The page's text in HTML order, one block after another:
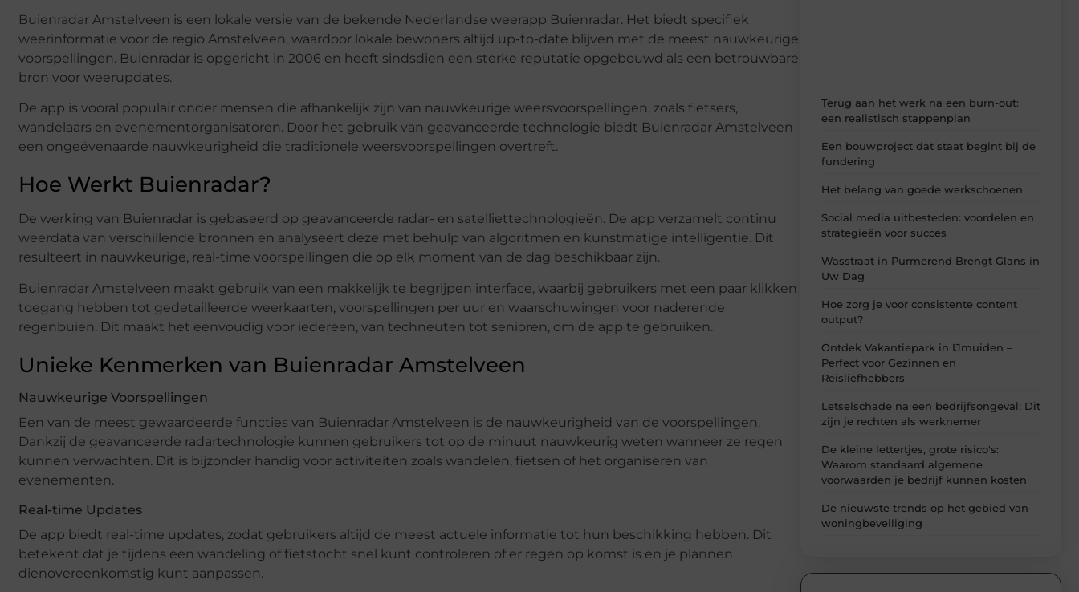
Buienradar Amstelveen is een lokale versie van de bekende Nederlandse weerapp Buienradar. Het biedt specifiek
weerinformatie voor de regio Amstelveen, waardoor lokale bewoners altijd up-to-date blijven met de meest nauwkeurige
voorspellingen. Buienradar is opgericht in 2006 en heeft sindsdien een sterke reputatie opgebouwd als een betrouwbare
bron voor weerupdates.
De app is vooral populair onder mensen die afhankelijk zijn van nauwkeurige weersvoorspellingen, zoals fietsers,
wandelaars en evenementorganisatoren. Door het gebruik van geavanceerde technologie biedt Buienradar Amstelveen
een ongeëvenaarde nauwkeurigheid die traditionele weersvoorspellingen overtreft.
Hoe Werkt Buienradar?
De werking van Buienradar is gebaseerd op geavanceerde radar- en satelliettechnologieën. De app verzamelt continu
weerdata van verschillende bronnen en analyseert deze met behulp van algoritmen en kunstmatige intelligentie. Dit
resulteert in nauwkeurige, real-time voorspellingen die op elk moment van de dag beschikbaar zijn.
Buienradar Amstelveen maakt gebruik van een makkelijk te begrijpen interface, waarbij gebruikers met een paar klikken
toegang hebben tot gedetailleerde weerkaarten, voorspellingen per uur en waarschuwingen voor naderende
regenbuien. Dit maakt het eenvoudig voor iedereen, van techneuten tot senioren, om de app te gebruiken.
Unieke Kenmerken van Buienradar Amstelveen
Nauwkeurige Voorspellingen
Een van de meest gewaardeerde functies van Buienradar Amstelveen is de nauwkeurigheid van de voorspellingen.
Dankzij de geavanceerde radartechnologie kunnen gebruikers tot op de minuut nauwkeurig weten wanneer ze regen
kunnen verwachten. Dit is bijzonder handig voor activiteiten zoals wandelen, fietsen of het organiseren van
evenementen.
Real-time Updates
De app biedt real-time updates, zodat gebruikers altijd de meest actuele informatie tot hun beschikking hebben. Dit
betekent dat je tijdens een wandeling of fietstocht snel kunt controleren of er regen op komst is en je plannen
dienovereenkomstig kunt aanpassen.
Terug aan het werk na een burn-out:
een realistisch stappenplan
Een bouwproject dat staat begint bij de
fundering
Het belang van goede werkschoenen
Social media uitbesteden: voordelen en
strategieën voor succes
Wasstraat in Purmerend Brengt Glans in
Uw Dag
Hoe zorg je voor consistente content
output?
Ontdek Vakantiepark in IJmuiden –
Perfect voor Gezinnen en
Reisliefhebbers
Letselschade na een bedrijfsongeval: Dit
zijn je rechten als werknemer
De kleine lettertjes, grote risico's:
Waarom standaard algemene
voorwaarden je bedrijf kunnen kosten
De nieuwste trends op het gebied van
woningbeveiliging